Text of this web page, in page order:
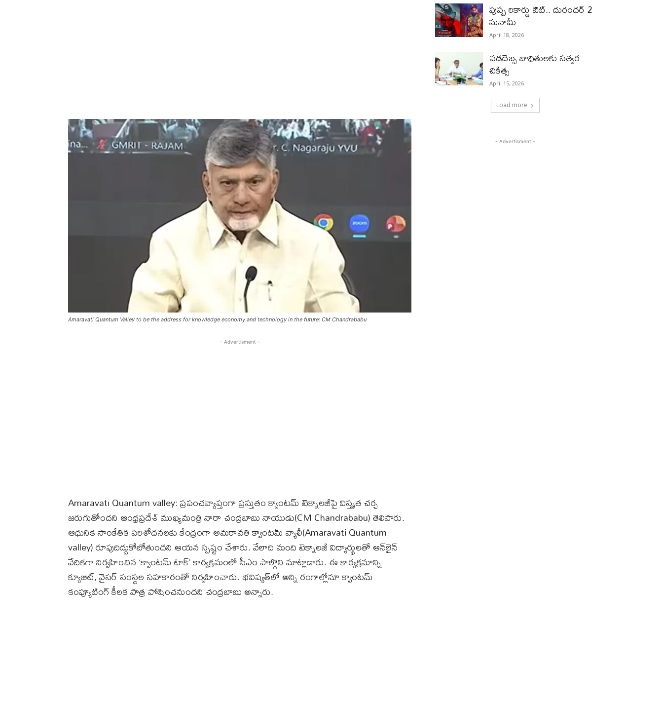
Amaravati Quantum Valley to be the address for knowledge economy and technology in the future: CM Chandrababu
- Advertisment -
Amaravati Quantum valley: ప్రపంచవ్యాప్తంగా ప్రస్తుతం క్వాంటమ్‌ టెక్నాలజీపై విస్తృత చర్చ
జరుగుతోందని ఆంధ్రప్రదేశ్‌ ముఖ్యమంత్రి నారా చంద్రబాబు నాయుడు(CM Chandrababu) తెలిపారు.
ఆధునిక సాంకేతిక పరిశోధనలకు కేంద్రంగా అమరావతి క్వాంటమ్‌ వ్యాలీ(Amaravati Quantum
valley) రూపుదిద్దుకోబోతుందని ఆయన స్పష్టం చేశారు. వేలాది మంది టెక్నాలజీ విద్యార్థులతో ఆన్‌లైన్‌
వేదికగా నిర్వహించిన ‘క్వాంటమ్‌ టాక్‌’ కార్యక్రమంలో సీఎం పాల్గొని మాట్లాడారు. ఈ కార్యక్రమాన్ని
క్యూబిట్‌, వైసర్‌ సంస్థల సహకారంతో నిర్వహించారు. భవిష్యత్‌లో అన్ని రంగాల్లోనూ క్వాంటమ్‌
కంప్యూటింగ్‌ కీలక పాత్ర పోషించనుందని చంద్రబాబు అన్నారు.
పుష్ప రికార్డు ఔట్‌.. దురంధ‌ర్ 2
సునామీ
April 18, 2026
వడదెబ్బ బాధితులకు సత్వర
చికిత్స
April 15, 2026
Load more
- Advertisment -